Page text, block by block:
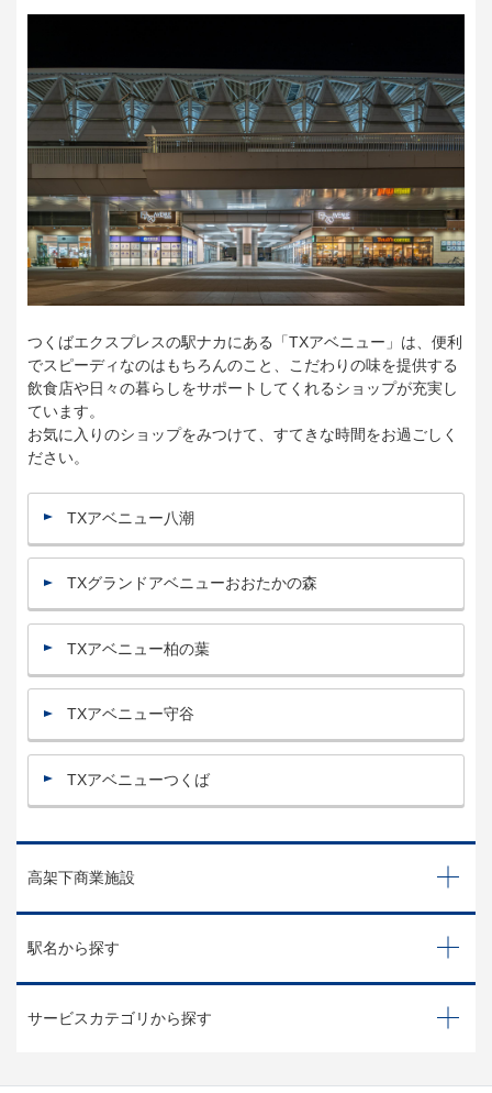
つくばエクスプレスの駅ナカにある「TXアベニュー」は、便利
でスピーディなのはもちろんのこと、こだわりの味を提供する
飲食店や日々の暮らしをサポートしてくれるショップが充実し
ています。
お気に入りのショップをみつけて、すてきな時間をお過ごしく
ださい。
TXアベニュー八潮
TXグランドアベニューおおたかの森
TXアベニュー柏の葉
TXアベニュー守谷
TXアベニューつくば
高架下商業施設
駅名から探す
サービスカテゴリから探す